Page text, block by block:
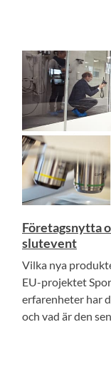
Företagsnytta
slutevent
Vilka nya
EU-projektet
erfarenheter har
och vad är den